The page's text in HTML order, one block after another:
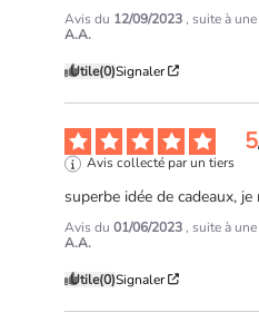
Avis du 12/09/2023, suite à
A.A.
Utile(0)Signaler
5
Avis collecté par un tiers
superbe idée de cadeaux,
Avis du 01/06/2023, suite à
A.A.
Utile(0)Signaler